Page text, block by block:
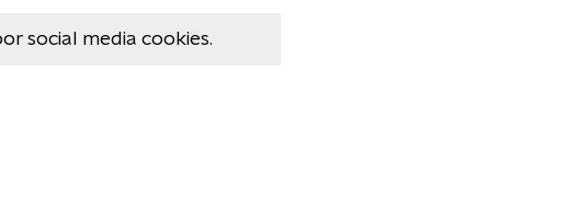
social media cookies.